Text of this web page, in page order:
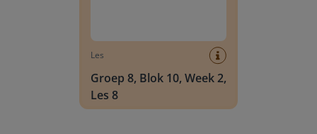
Les
Groep 8, Blok 10, Week 2,
Les 8